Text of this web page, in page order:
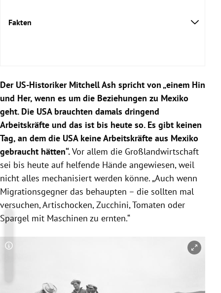
Fakten
Der US-Historiker Mitchell Ash spricht von „einem Hin
und Her, wenn es um die Beziehungen zu Mexiko
geht. Die USA brauchten damals dringend
Arbeitskräfte und das ist bis heute so. Es gibt keinen
Tag, an dem die USA keine Arbeitskräfte aus Mexiko
gebraucht hätten“.Vor allem die Großlandwirtschaft
sei bis heute auf helfende Hände angewiesen, weil
nicht alles mechanisiert werden könne. „Auch wenn
Migrationsgegner das behaupten – die sollten mal
versuchen, Artischocken, Zucchini, Tomaten oder
Spargel mit Maschinen zu ernten.“
Copyright-Hinweis öffnen/schließen